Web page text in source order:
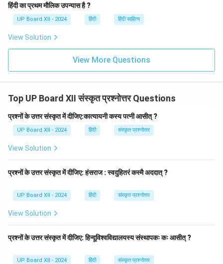
हिंदी का प्रथम मौलिक उपन्यास है ?
UP Board XII - 2024 हिंदी हिंदी साहित्य
View Solution
View More Questions
Top UP Board XII संस्कृत प्रश्नोत्तर Questions
प्रश्नों के उत्तर संस्कृत में दीजिए:कात्यायनी कस्य पत्नी आसीत् ?
UP Board XII - 2024 हिंदी संस्कृत प्रश्नोत्तर
View Solution
प्रश्नों के उत्तर संस्कृत में दीजिए: हंसराज : स्वदुहितरं कस्मै अददात् ?
UP Board XII - 2024 हिंदी संस्कृत प्रश्नोत्तर
View Solution
प्रश्नों के उत्तर संस्कृत में दीजिए: हिन्दूविश्वविद्यालयस्य संस्थापकः कः आसीत् ?
UP Board XII - 2024 हिंदी संस्कृत प्रश्नोत्तर